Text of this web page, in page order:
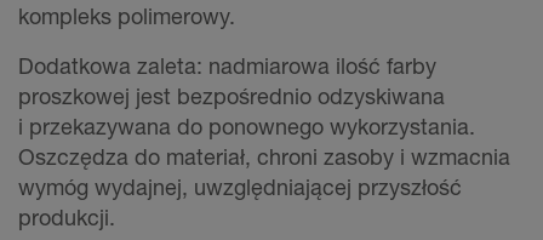
kompleks polimerowy.
Dodatkowa zaleta: nadmiarowa ilość farby
proszkowej jest bezpośrednio odzyskiwana
i przekazywana do ponownego wykorzystania.
Oszczędza do materiał, chroni zasoby i wzmacnia
wymóg wydajnej, uwzględniającej przyszłość
produkcji.